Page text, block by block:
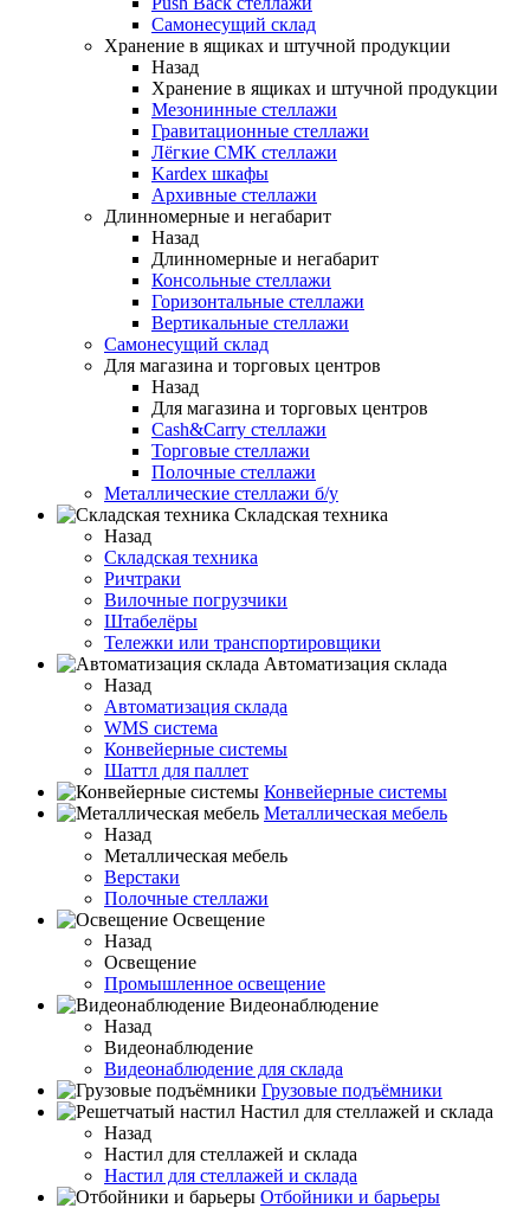
Самонесущий склад
Хранение в ящиках и штучной продукции
Назад
Хранение в ящиках и штучной продукции
Мезонинные стеллажи
Гравитационные стеллажи
Лёгкие СМК стеллажи
Kardex шкафы
Архивные стеллажи
Длинномерные и негабарит
Назад
Длинномерные и негабарит
Консольные стеллажи
Горизонтальные стеллажи
Вертикальные стеллажи
Самонесущий склад
Для магазина и торговых центров
Назад
Для магазина и торговых центров
Cash&Carry стеллажи
Торговые стеллажи
Полочные стеллажи
Металлические стеллажи б/у
Складская техника
Назад
Складская техника
Ричтраки
Вилочные погрузчики
Штабелёры
Тележки или транспортировщики
Автоматизация склада
Назад
Автоматизация склада
WMS система
Конвейерные системы
Шаттл для паллет
Конвейерные системы
Металлическая мебель
Назад
Металлическая мебель
Верстаки
Полочные стеллажи
Освещение
Назад
Освещение
Промышленное освещение
Видеонаблюдение
Назад
Видеонаблюдение
Видеонаблюдение для склада
Грузовые подъёмники
Настил для стеллажей и склада
Назад
Настил для стеллажей и склада
Настил для стеллажей и склада
Отбойники и барьеры